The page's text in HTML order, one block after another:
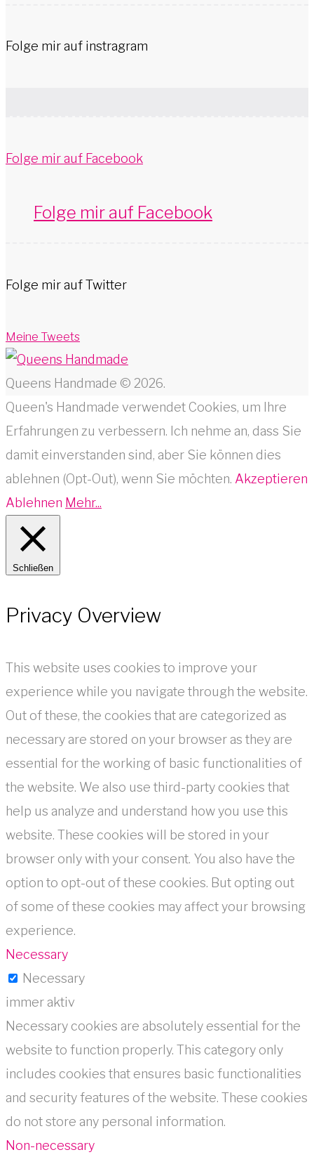
Folge mir auf instragram
Folge mir auf Facebook
Folge mir auf Facebook
Folge mir auf Twitter
Meine Tweets
Queens Handmade © 2026.
Queen's Handmade verwendet Cookies, um Ihre
Erfahrungen zu verbessern. Ich nehme an, dass Sie
damit einverstanden sind, aber Sie können dies
ablehnen (Opt-Out), wenn Sie möchten. Akzeptieren
Ablehnen Mehr...
Schließen
Privacy Overview
This website uses cookies to improve your
experience while you navigate through the website.
Out of these, the cookies that are categorized as
necessary are stored on your browser as they are
essential for the working of basic functionalities of
the website. We also use third-party cookies that
help us analyze and understand how you use this
website. These cookies will be stored in your
browser only with your consent. You also have the
option to opt-out of these cookies. But opting out
of some of these cookies may affect your browsing
experience.
Necessary
Necessary
immer aktiv
Necessary cookies are absolutely essential for the
website to function properly. This category only
includes cookies that ensures basic functionalities
and security features of the website. These cookies
do not store any personal information.
Non-necessary